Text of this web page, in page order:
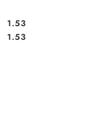
Cena:
1.53
Cena:
1.53